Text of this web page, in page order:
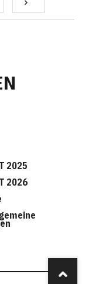
2025
2026